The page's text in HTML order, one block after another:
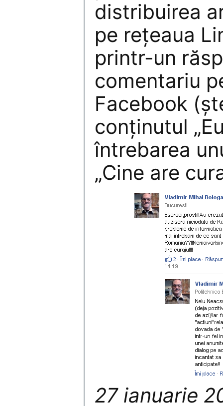
distribuirea
pe rețeaua
printr-un
comentariu
Facebook
conținutul
întrebarea
„Cine are
27 ianuarie